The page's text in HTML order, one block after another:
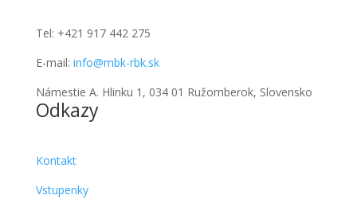
Tel: +421 917 442 275
E-mail: info@mbk-rbk.sk
Námestie A. Hlinku 1, 034 01 Ružomberok, Slovensko
Odkazy
Kontakt
Vstupenky